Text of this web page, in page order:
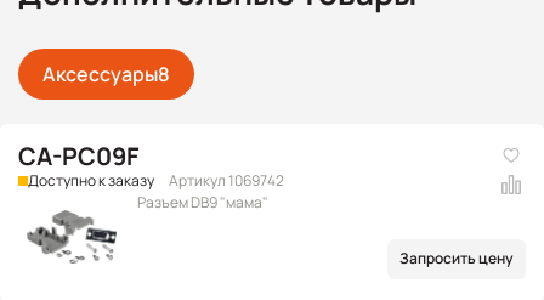
Аксессуары8
CA-PC09F
Доступно к заказу
Артикул 1069742
Разъем DB9 "мама"
Запросить цену